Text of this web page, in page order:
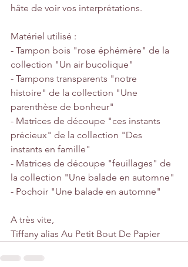
hâte de voir vos interprétations.
Matériel utilisé :
- Tampon bois "rose éphémère" de la
collection "Un air bucolique"
- Tampons transparents "notre
histoire" de la collection "Une
parenthèse de bonheur"
- Matrices de découpe "ces instants
précieux" de la collection "Des
instants en famille"
- Matrices de découpe "feuillages" de
la collection "Une balade en automne"
- Pochoir "Une balade en automne"
A très vite,
Tiffany alias Au Petit Bout De Papier